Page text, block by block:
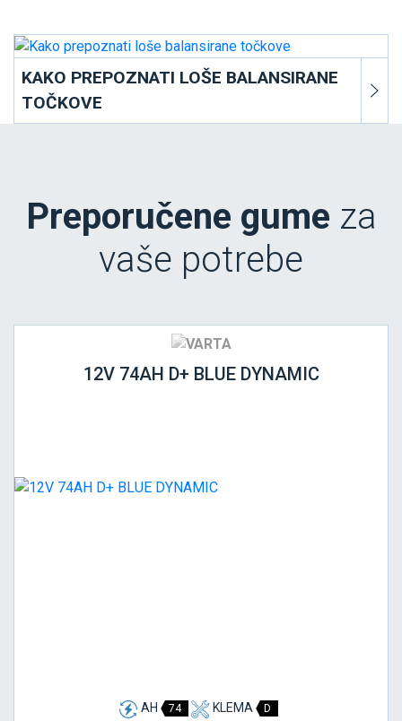
KAKO PREPOZNATI LOŠE BALANSIRANE
TOČKOVE
Preporučene gume za
vaše potrebe
12V 74AH D+ BLUE DYNAMIC
AH 74 KLEMA D